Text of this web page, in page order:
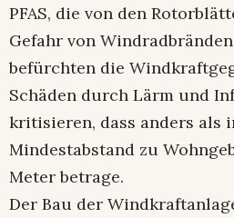
PFAS, die von den
Gefahr von
befürchten die
Schäden durch Lärm und
kritisieren, dass anders als
Mindestabstand zu
Meter betrage.
Der Bau der